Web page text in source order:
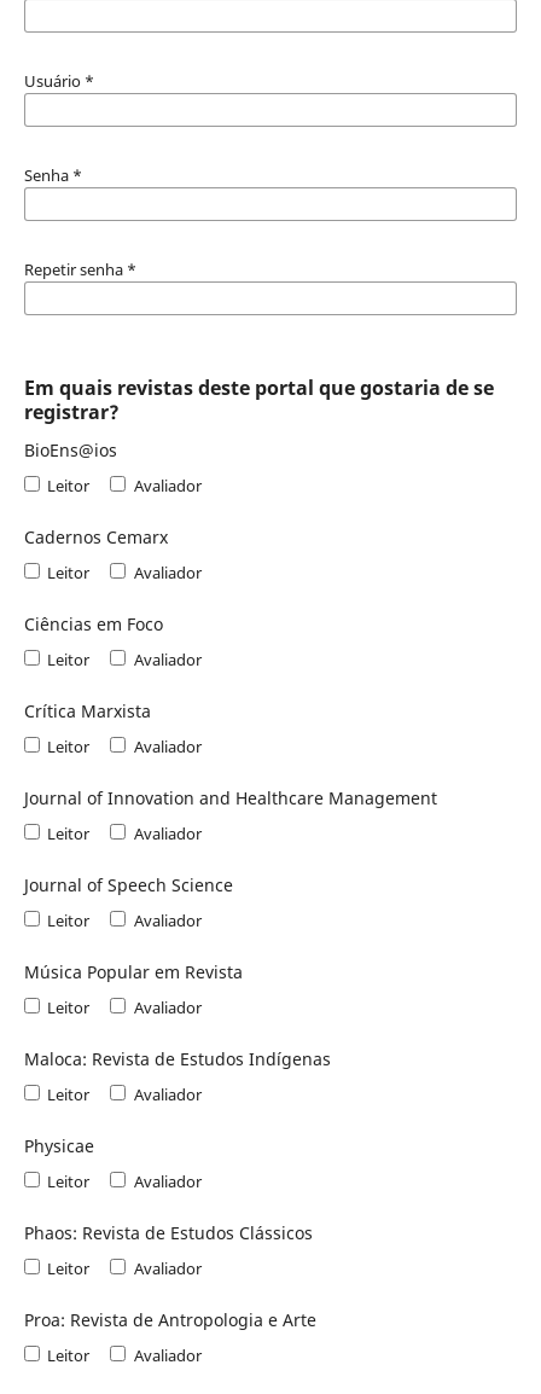
Usuário *
Senha *
Repetir senha *
Em quais revistas deste portal que gostaria de se
registrar?
BioEns@ios
Leitor Avaliador
Cadernos Cemarx
Leitor Avaliador
Ciências em Foco
Leitor Avaliador
Crítica Marxista
Leitor Avaliador
Journal of Innovation and Healthcare Management
Leitor Avaliador
Journal of Speech Science
Leitor Avaliador
Música Popular em Revista
Leitor Avaliador
Maloca: Revista de Estudos Indígenas
Leitor Avaliador
Physicae
Leitor Avaliador
Phaos: Revista de Estudos Clássicos
Leitor Avaliador
Proa: Revista de Antropologia e Arte
Leitor Avaliador